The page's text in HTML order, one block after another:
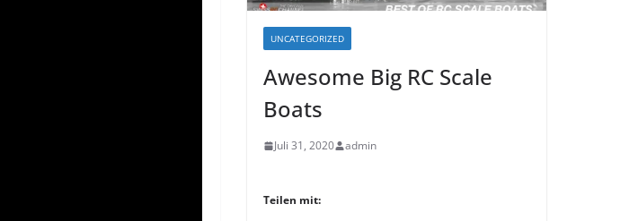
UNCATEGORIZED
Awesome Big RC Scale
Boats
Juli 31, 2020 admin
Teilen mit: